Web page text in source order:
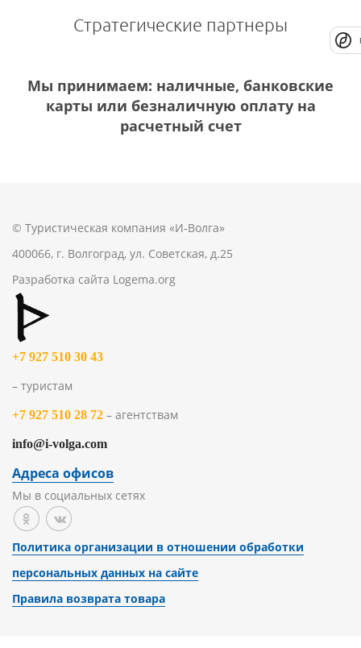
Стратегические партнеры
Мы принимаем: наличные, банковские
карты или безналичную оплату на
расчетный счет
© Туристическая компания «И-Волга»
400066, г. Волгоград, ул. Советская, д.25
Разработка сайта Logema.org
+7 927 510 30 43
– туристам
+7 927 510 28 72 – агентствам
info@i-volga.com
Адреса офисов
Мы в социальных сетях
Политика организации в отношении обработки
персональных данных на сайте
Правила возврата товара